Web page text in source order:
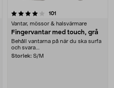
101
Vantar, mössor & halsvärmare
Fingervantar med touch, grå
Behåll vantarna på när du ska surfa
och svara....
Storlek: S/M